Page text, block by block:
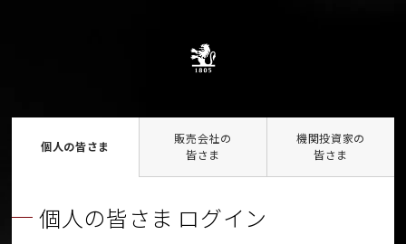
個人の皆さま
販売会社の
皆さま
機関投資家の
皆さま
個人の皆さま ログイン